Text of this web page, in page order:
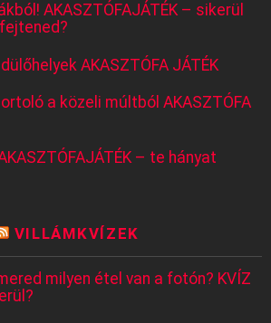
AKASZTÓFAJÁTÉK – sikerül
AKASZTÓFA JÁTÉK
a közeli múltból AKASZTÓFA
– te hányat
VILLÁMKVÍZEK
milyen étel van a fotón? KVÍZ